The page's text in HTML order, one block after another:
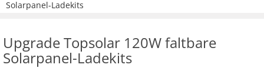
Solarpanel-Ladekits
Upgrade Topsolar 120W faltbare
Solarpanel-Ladekits